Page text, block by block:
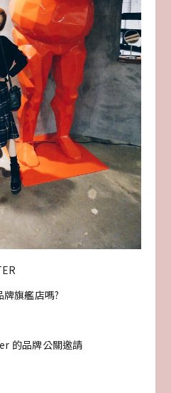
旗艦店嗎?
的品牌公關邀請